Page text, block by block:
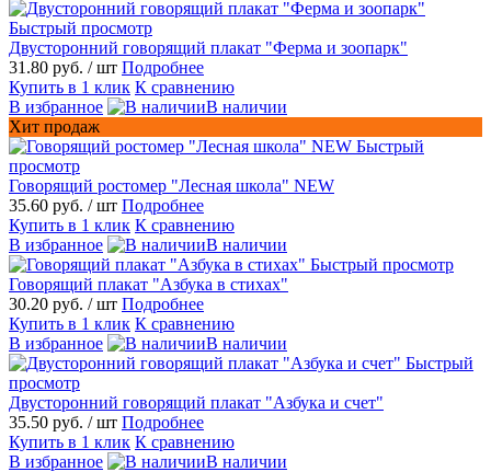
Быстрый просмотр
Двусторонний говорящий плакат "Ферма и зоопарк"
31.80 руб. / шт Подробнее
Купить в 1 клик К сравнению
В избранное
В наличии
Хит продаж
Быстрый
просмотр
Говорящий ростомер "Лесная школа" NEW
35.60 руб. / шт Подробнее
Купить в 1 клик К сравнению
В избранное
В наличии
Быстрый просмотр
Говорящий плакат "Азбука в стихах"
30.20 руб. / шт Подробнее
Купить в 1 клик К сравнению
В избранное
В наличии
Быстрый
просмотр
Двусторонний говорящий плакат "Азбука и счет"
35.50 руб. / шт Подробнее
Купить в 1 клик К сравнению
В избранное
В наличии